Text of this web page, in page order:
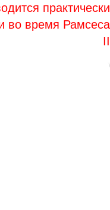
практически
во время Рамсеса
II